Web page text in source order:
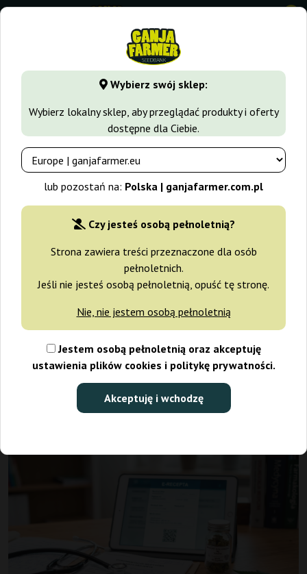
Wybierz swój sklep:
Wybierz lokalny sklep, aby przeglądać produkty i oferty
dostępne dla Ciebie.
lub pozostań na: Polska | ganjafarmer.com.pl
Czy jesteś osobą pełnoletnią?
Strona zawiera treści przeznaczone dla osób
pełnoletnich.
Jeśli nie jesteś osobą pełnoletnią, opuść tę stronę.
Nie, nie jestem osobą pełnoletnią
Jestem osobą pełnoletnią oraz akceptuję
ustawienia plików cookies i politykę prywatności.
Akceptuję i wchodzę
0
GanjaFarmer.com.pl Blog Konopie w społeczeństwie
Blog Ganja Farmer
Jak dostać receptę na medyczną
marihuanę?
Uzyskanie recepty na medyczną marihuanę w Polsce jest
możliwe, ale wymaga spełnienia określonych warunków
medycznych oraz formalnych. Preparaty na bazie konopi są
Decyzję o wdrożeniu terapii podejmuje lekarz po analizie stanu
zdrowia pacjenta oraz jego historii leczenia. W praktyce
oznacza to konieczność odpowiedniego przygotowania się do
wizyty oraz świadomego podejścia do procesu kwalifikacji. Jak
więc uzyskać receptę na ten preparat? Podpowiadamy!